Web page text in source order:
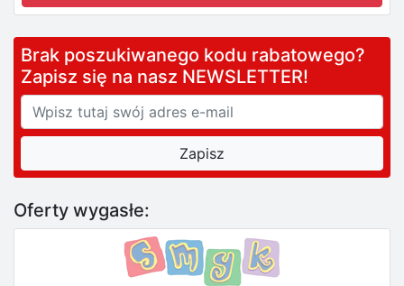
Brak poszukiwanego kodu rabatowego?
Zapisz się na nasz NEWSLETTER!
Oferty wygasłe: